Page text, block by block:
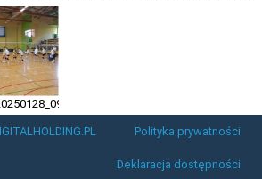
Polityka prywatności
Deklaracja dostępności